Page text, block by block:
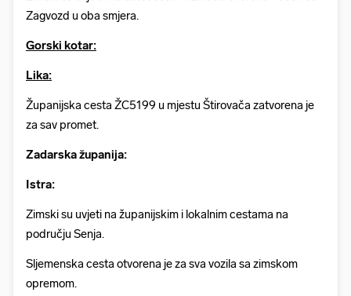
Zagvozd u oba smjera.
Gorski kotar:
Lika:
Županijska cesta ŽC5199 u mjestu Štirovača zatvorena je
za sav promet.
Zadarska županija:
Istra:
Zimski su uvjeti na županijskim i lokalnim cestama na
području Senja.
Sljemenska cesta otvorena je za sva vozila sa zimskom
opremom.